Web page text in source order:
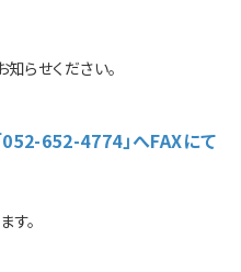
らせください。
052-652-4774」へFAXにて
。